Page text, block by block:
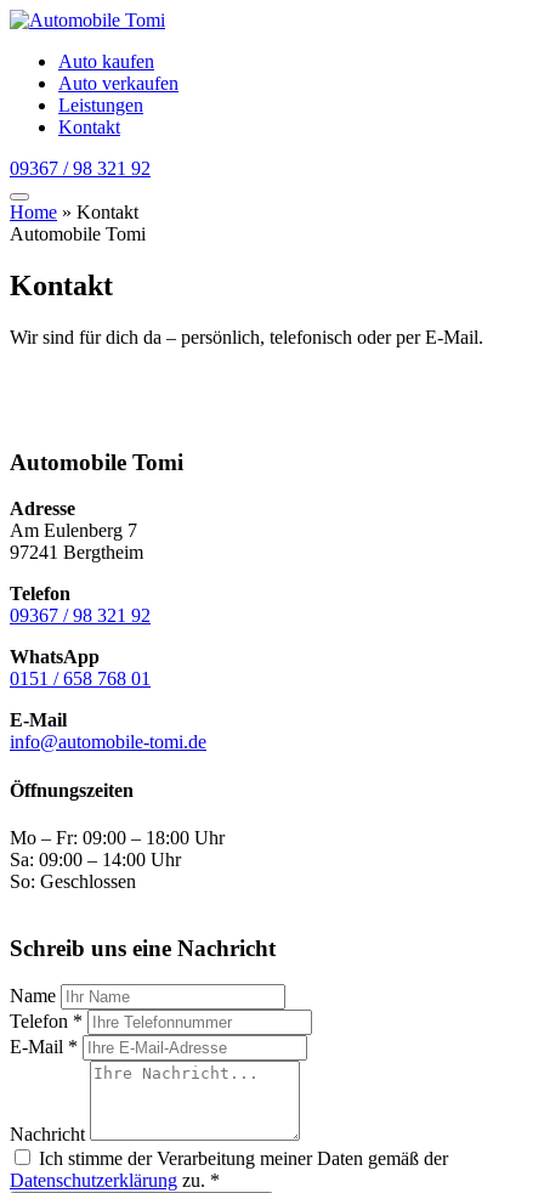
Auto kaufen
Auto verkaufen
Leistungen
Kontakt
09367 / 98 321 92
Home » Kontakt
Automobile Tomi
Kontakt
Wir sind für dich da – persönlich, telefonisch oder per E-Mail.
Automobile Tomi
Adresse
Am Eulenberg 7
97241 Bergtheim
Telefon
09367 / 98 321 92
WhatsApp
0151 / 658 768 01
E-Mail
info@automobile-tomi.de
Öffnungszeiten
Mo – Fr: 09:00 – 18:00 Uhr
Sa: 09:00 – 14:00 Uhr
So: Geschlossen
Schreib uns eine Nachricht
Name
Telefon *
E-Mail *
Nachricht
Ich stimme der Verarbeitung meiner Daten gemäß der
Datenschutzerklärung zu. *